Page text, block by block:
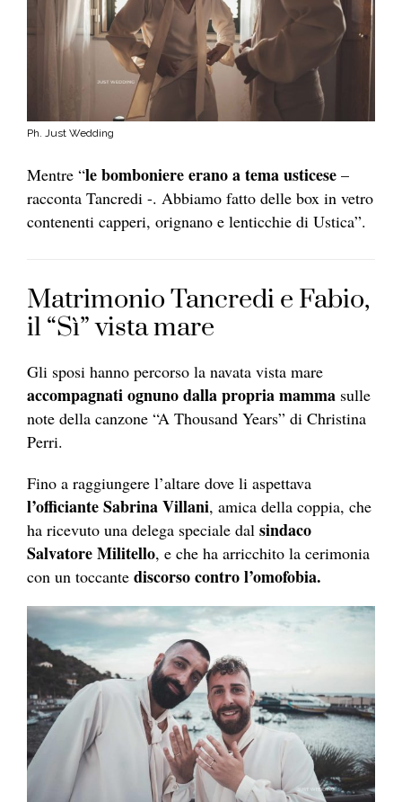
Ph. Just Wedding
Mentre “le bomboniere erano a tema usticese –
racconta Tancredi -. Abbiamo fatto delle box in vetro
contenenti capperi, orignano e lenticchie di Ustica”.
Matrimonio Tancredi e Fabio,
il “Sì” vista mare
Gli sposi hanno percorso la navata vista mare
accompagnati ognuno dalla propria mamma sulle
note della canzone “A Thousand Years” di Christina
Perri.
Fino a raggiungere l’altare dove li aspettava
l’officiante Sabrina Villani, amica della coppia, che
ha ricevuto una delega speciale dal sindaco
Salvatore Militello, e che ha arricchito la cerimonia
con un toccante discorso contro l’omofobia.